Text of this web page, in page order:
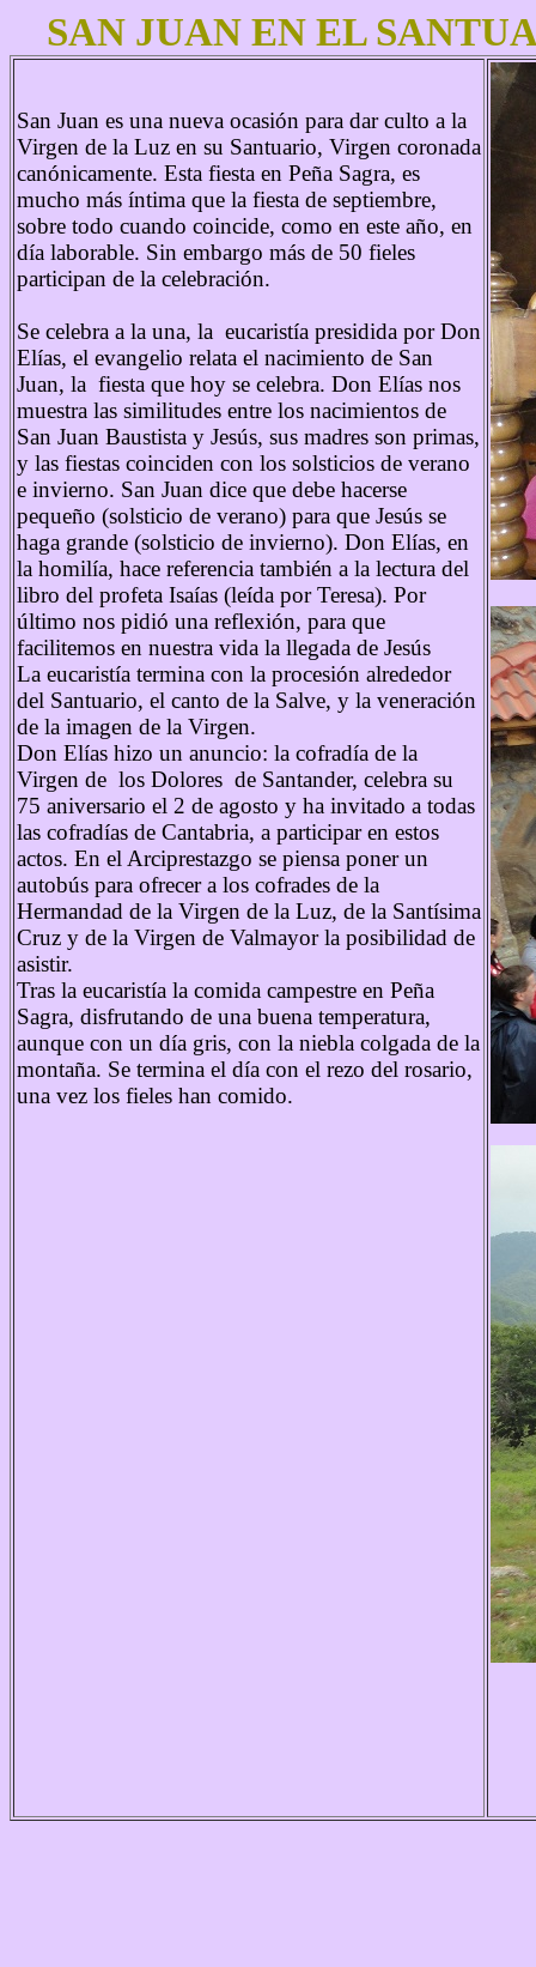
SAN JUAN EN EL
San Juan es una nueva ocasión para dar culto a la
Virgen de la Luz en su Santuario, Virgen coronada
canónicamente. Esta fiesta en Peña Sagra, es
mucho más íntima que la fiesta de septiembre,
sobre todo cuando coincide, como en este año, en
día laborable. Sin embargo más de 50 fieles
participan de la celebración.
Se celebra a la una, la eucaristía presidida por Don
Elías, el evangelio relata el nacimiento de San
Juan, la fiesta que hoy se celebra. Don Elías nos
muestra las similitudes entre los nacimientos de
San Juan Baustista y Jesús, sus madres son primas,
y las fiestas coinciden con los solsticios de verano
e invierno. San Juan dice que debe hacerse
pequeño (solsticio de verano) para que Jesús se
haga grande (solsticio de invierno). Don Elías, en
la homilía, hace referencia también a la lectura del
libro del profeta Isaías (leída por Teresa). Por
último nos pidió una reflexión, para que
facilitemos en nuestra vida la llegada de Jesús
La eucaristía termina con la procesión alrededor
del Santuario, el canto de la Salve, y la veneración
de la imagen de la Virgen.
Don Elías hizo un anuncio: la cofradía de la
Virgen de los Dolores de Santander, celebra su
75 aniversario el 2 de agosto y ha invitado a todas
las cofradías de Cantabria, a participar en estos
actos. En el Arciprestazgo se piensa poner un
autobús para ofrecer a los cofrades de la
Hermandad de la Virgen de la Luz, de la Santísima
Cruz y de la Virgen de Valmayor la posibilidad de
asistir.
Tras la eucaristía la comida campestre en Peña
Sagra, disfrutando de una buena temperatura,
aunque con un día gris, con la niebla colgada de la
montaña. Se termina el día con el rezo del rosario,
una vez los fieles han comido.